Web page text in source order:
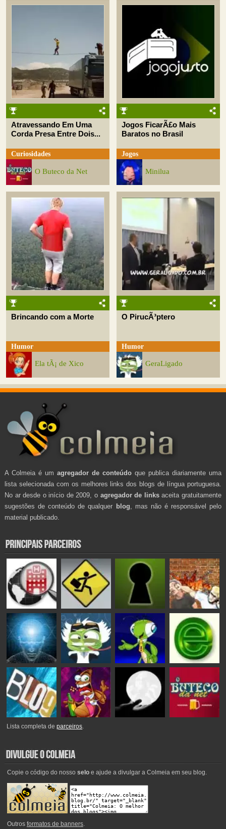
Atravessando Em Uma
Corda Presa Entre Dois...
Curiosidades
O Buteco da Net
Jogos FicarÃ£o Mais
Baratos no Brasil
Jogos
Minilua
Brincando com a Morte
Humor
Ela tÃ¡ de Xico
O PirucÃ³ptero
Humor
GeraLigado
A Colmeia é um agregador de conteúdo que publica diariamente uma
lista selecionada com os melhores links dos blogs de língua portuguesa.
No ar desde o início de 2009, o agregador de linksaceita gratuitamente
sugestões de conteúdo de qualquer blog , mas não é responsável pelo
material publicado.
Lista completa deparceiros.
Copie o código do nosso seloe ajude a divulgar a Colmeia em seu blog.
Outros formatos de banners.